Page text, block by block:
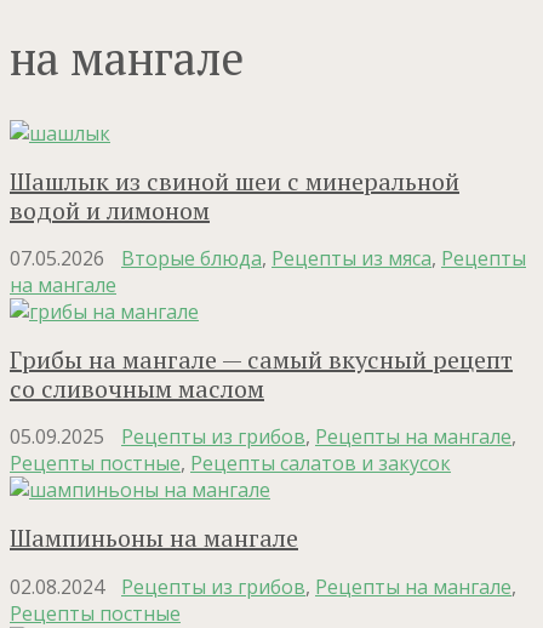
на мангале
Шашлык из свиной шеи с минеральной
водой и лимоном
07.05.2026 Вторые блюда, Рецепты из мяса, Рецепты
на мангале
Грибы на мангале — самый вкусный рецепт
со сливочным маслом
05.09.2025 Рецепты из грибов, Рецепты на мангале,
Рецепты постные, Рецепты салатов и закусок
Шампиньоны на мангале
02.08.2024 Рецепты из грибов, Рецепты на мангале,
Рецепты постные